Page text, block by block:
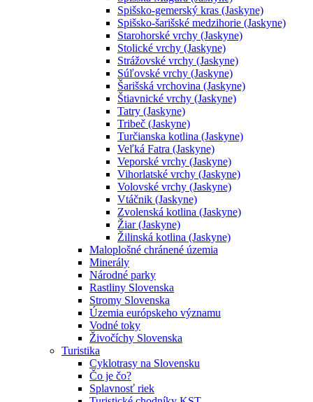
Spišsko-gemerský kras (Jaskyne)
Spišsko-šarišské medzihorie (Jaskyne)
Starohorské vrchy (Jaskyne)
Stolické vrchy (Jaskyne)
Strážovské vrchy (Jaskyne)
Súľovské vrchy (Jaskyne)
Šarišská vrchovina (Jaskyne)
Štiavnické vrchy (Jaskyne)
Tatry (Jaskyne)
Tribeč (Jaskyne)
Turčianska kotlina (Jaskyne)
Veľká Fatra (Jaskyne)
Veporské vrchy (Jaskyne)
Vihorlatské vrchy (Jaskyne)
Volovské vrchy (Jaskyne)
Vtáčnik (Jaskyne)
Zvolenská kotlina (Jaskyne)
Žiar (Jaskyne)
Žilinská kotlina (Jaskyne)
Maloplošné chránené územia
Minerály
Národné parky
Rastliny Slovenska
Stromy Slovenska
Územia európskeho významu
Vodné toky
Živočíchy Slovenska
Turistika
Cyklotrasy na Slovensku
Čo je čo?
Splavnosť riek